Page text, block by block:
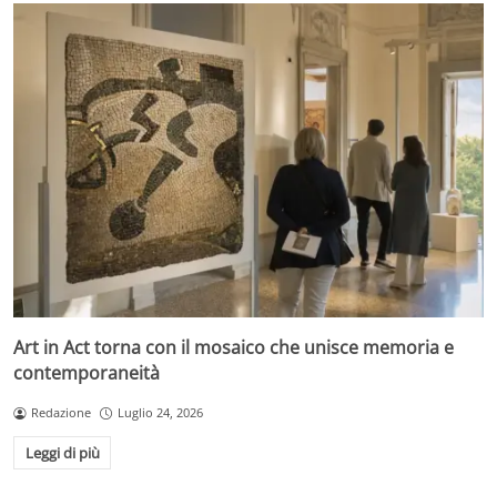
Art in Act torna con il mosaico che unisce memoria e
contemporaneità
Redazione Luglio 24, 2026
Leggi di più